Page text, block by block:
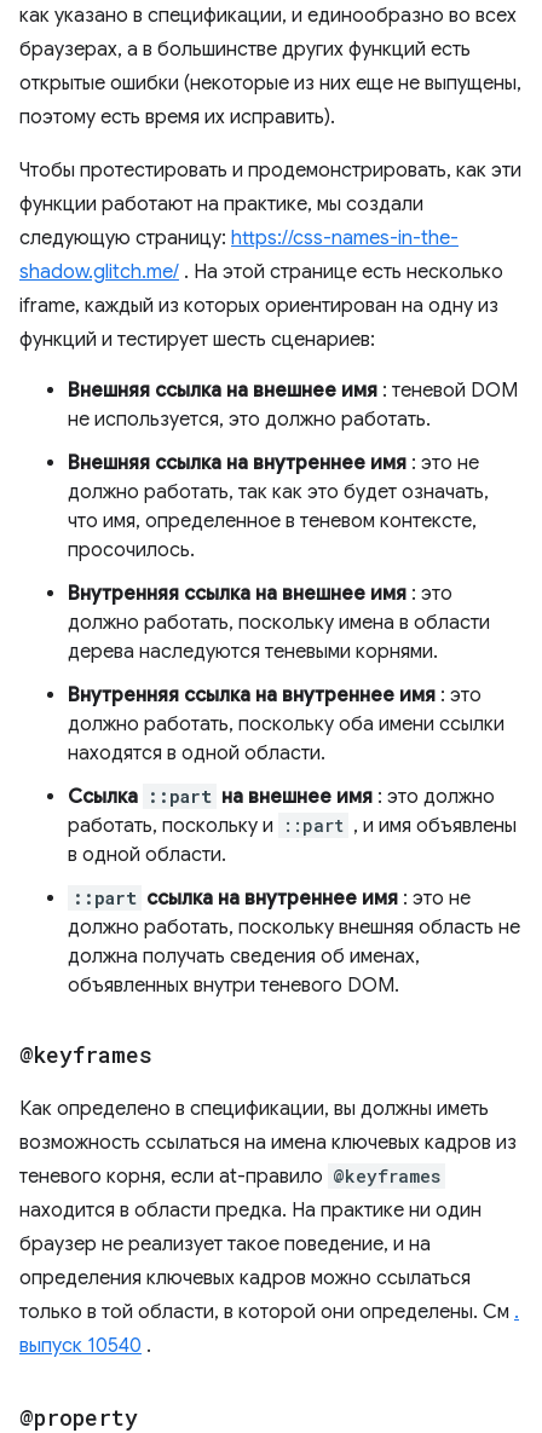
как указано в спецификации, и единообразно во всех
браузерах, а в большинстве других функций есть
открытые ошибки (некоторые из них еще не выпущены,
поэтому есть время их исправить).
Чтобы протестировать и продемонстрировать, как эти
функции работают на практике, мы создали
следующую страницу: https://css-names-in-the-
shadow.glitch.me/ . На этой странице есть несколько
iframe, каждый из которых ориентирован на одну из
функций и тестирует шесть сценариев:
Внешняя ссылка на внешнее имя : теневой DOM
не используется, это должно работать.
Внешняя ссылка на внутреннее имя : это не
должно работать, так как это будет означать,
что имя, определенное в теневом контексте,
просочилось.
Внутренняя ссылка на внешнее имя : это
должно работать, поскольку имена в области
дерева наследуются теневыми корнями.
Внутренняя ссылка на внутреннее имя : это
должно работать, поскольку оба имени ссылки
находятся в одной области.
Ссылка ::part на внешнее имя : это должно
работать, поскольку и
::part , и имя объявлены
в одной области.
::part ссылка на внутреннее имя : это не
должно работать, поскольку внешняя область не
должна получать сведения об именах,
объявленных внутри теневого DOM.
@keyframes
Как определено в спецификации, вы должны иметь
возможность ссылаться на имена ключевых кадров из
теневого корня, если at-правило @keyframes
находится в области предка. На практике ни один
браузер не реализует такое поведение, и на
определения ключевых кадров можно ссылаться
только в той области, в которой они определены. См .
выпуск 10540 .
@property